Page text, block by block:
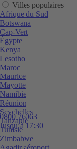
0800 76063
Jusqu’à 17:30
Villes populaires
Afrique du Sud
Botswana
Cap-Vert
Égypte
Kenya
Lesotho
Maroc
Maurice
Mayotte
Namibie
Réunion
Seychelles
Tanzanie
Tunisie
Zimbabwe
Agadir aéroport